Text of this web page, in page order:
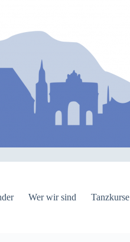
Wer wir sind Tanzkurse